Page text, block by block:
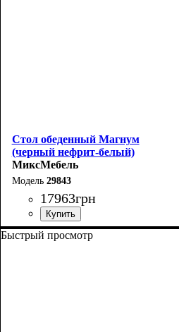
Стол обеденный Магнум
(черный нефрит-белый)
МиксМебель
29843
17963грн
Быстрый просмотр